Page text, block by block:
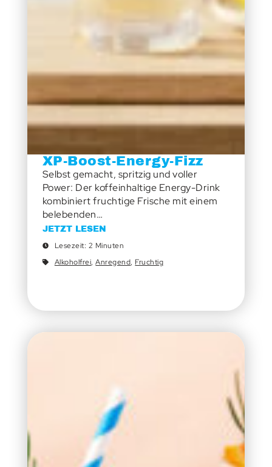
XP-Boost-Energy-Fizz
Selbst gemacht, spritzig und voller
Power: Der koffeinhaltige Energy-Drink
kombiniert fruchtige Frische mit einem
belebenden…
JETZT LESEN
Lesezeit: 2 Minuten
Alkoholfrei,Anregend, Fruchtig